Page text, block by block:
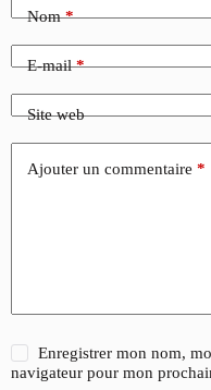
Nom*
E-mail*
Site web
Ajouter un commentaire *
Enregistrer mon nom,
navigateur pour mon